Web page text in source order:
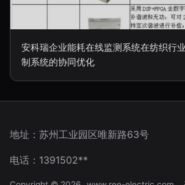
安科瑞企业能耗在线监测系统在纺织行
制系统的协同优化
地址：苏州工业园区唯新路63号
电话：1391502**